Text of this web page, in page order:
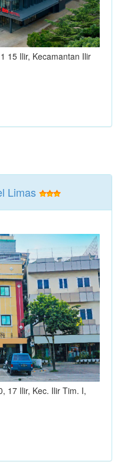
15 Ilir, Kecamantan Ilir
Limas
17 Ilir, Kec. Ilir Tim. I,